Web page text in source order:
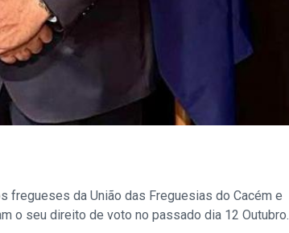
fregueses da União das Freguesias do Cacém e
o seu direito de voto no passado dia 12 Outubro.